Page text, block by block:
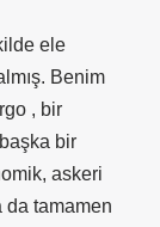
ele
Benim
, bir
bir
askeri
da tamamen